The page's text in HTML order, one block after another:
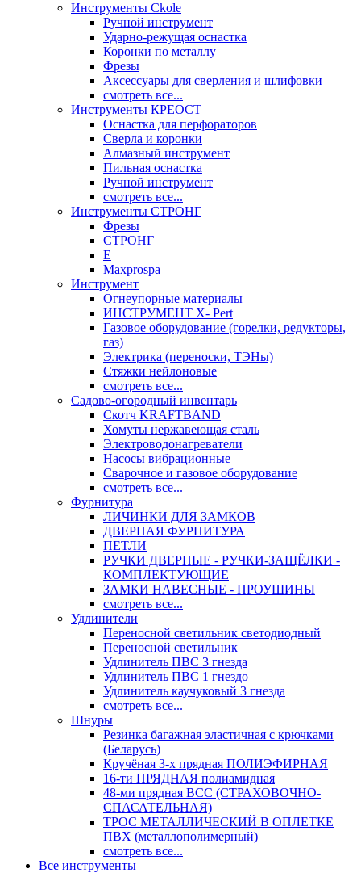
Инструменты Ckole
Ручной инструмент
Ударно‑режущая оснастка
Коронки по металлу
Фрезы
Аксессуары для сверления и шлифовки
смотреть все...
Инструменты КРЕОСТ
Оснастка для перфораторов
Сверла и коронки
Алмазный инструмент
Пильная оснастка
Ручной инструмент
смотреть все...
Инструменты СТРОНГ
Фрезы
СТРОНГ
Е
Maxprospa
Инструмент
Огнеупорные материалы
ИНСТРУМЕНТ X- Pert
Газовое оборудование (горелки, редукторы,
газ)
Электрика (переноски, ТЭНы)
Стяжки нейлоновые
смотреть все...
Садово-огородный инвентарь
Скотч KRAFTBAND
Хомуты нержавеющая сталь
Электроводонагреватели
Насосы вибрационные
Сварочное и газовое оборудование
смотреть все...
Фурнитура
ЛИЧИНКИ ДЛЯ ЗАМКОВ
ДВЕРНАЯ ФУРНИТУРА
ПЕТЛИ
РУЧКИ ДВЕРНЫЕ - РУЧКИ-ЗАЩЁЛКИ -
КОМПЛЕКТУЮЩИЕ
ЗАМКИ НАВЕСНЫЕ - ПРОУШИНЫ
смотреть все...
Удлинители
Переносной светильник светодиодный
Переносной светильник
Удлинитель ПВС 3 гнезда
Удлинитель ПВС 1 гнездо
Удлинитель каучуковый 3 гнезда
смотреть все...
Шнуры
Резинка багажная эластичная с крючками
(Беларусь)
Кручёная 3-х прядная ПОЛИЭФИРНАЯ
16-ти ПРЯДНАЯ полиамидная
48-ми прядная ВСС (СТРАХОВОЧНО-
СПАСАТЕЛЬНАЯ)
ТРОС МЕТАЛЛИЧЕСКИЙ В ОПЛЕТКЕ
ПВХ (металлополимерный)
смотреть все...
Все инструменты